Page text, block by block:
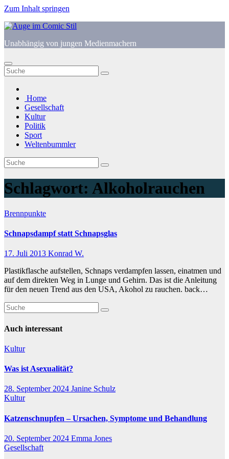
Zum Inhalt springen
Unabhängig von jungen Medienmachern
Home
Gesellschaft
Kultur
Politik
Sport
Weltenbummler
Schlagwort: Alkoholrauchen
Brennpunkte
Schnapsdampf statt Schnapsglas
17. Juli 2013 Konrad W.
Plastikflasche aufstellen, Schnaps verdampfen lassen, einatmen und
auf dem direkten Weg in Lunge und Gehirn. Das ist die Anleitung
für den neuen Trend aus den USA, Akohol zu rauchen. back…
Auch interessant
Kultur
Was ist Asexualität?
28. September 2024 Janine Schulz
Kultur
Katzenschnupfen – Ursachen, Symptome und Behandlung
20. September 2024 Emma Jones
Gesellschaft